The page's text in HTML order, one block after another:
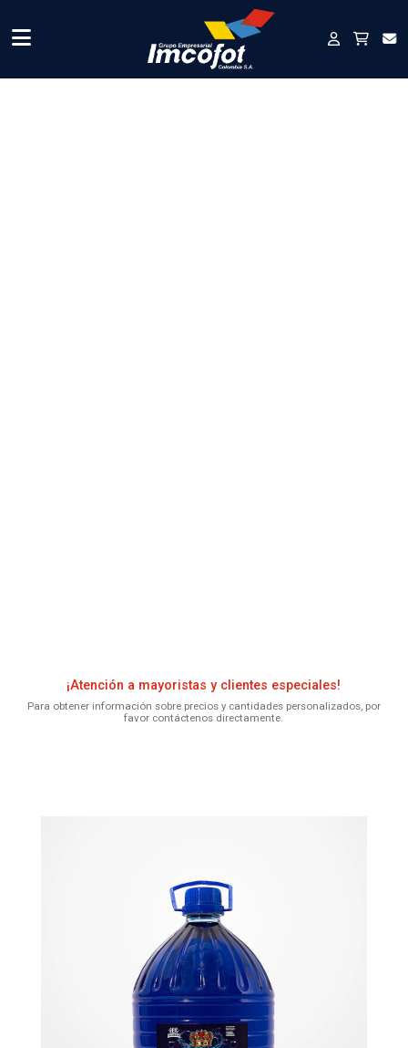
¡Atención a mayoristas y clientes especiales!
Para obtener información sobre precios y cantidades personalizados, por
favor contáctenos directamente.